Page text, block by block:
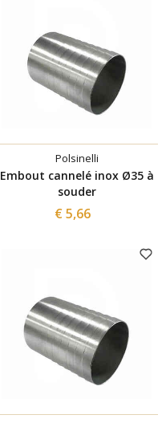
Polsinelli
Embout cannelé inox Ø35 à
souder
€ 5,66